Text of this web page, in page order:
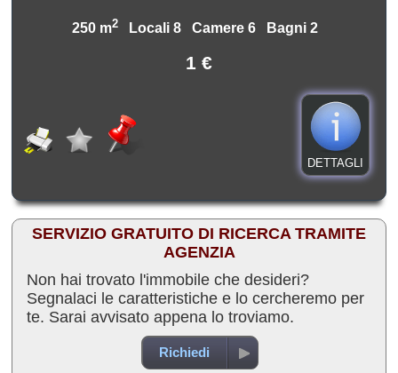
250 m2 Locali 8 Camere 6 Bagni 2
1 €
DETTAGLI
SERVIZIO GRATUITO DI RICERCA TRAMITE
AGENZIA
Non hai trovato l'immobile che desideri?
Segnalaci le caratteristiche e lo cercheremo per
te. Sarai avvisato appena lo troviamo.
Richiedi